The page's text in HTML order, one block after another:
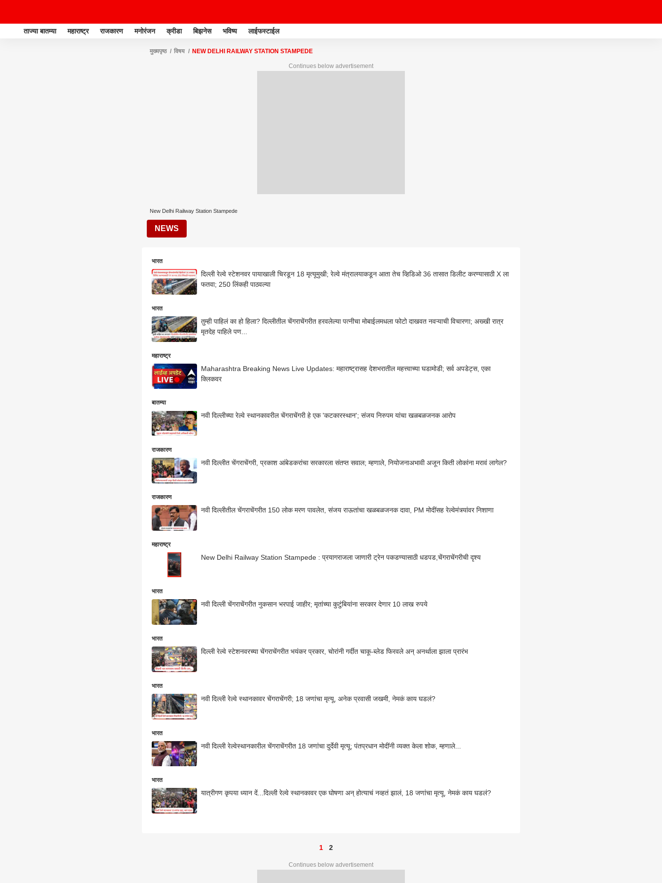
ताज्या बातम्या महाराष्ट्र राजकारण मनोरंजन क्रीडा बिझनेस भविष्य लाईफस्टाईल
मुख्यपृष्ठ विषय NEW DELHI RAILWAY STATION STAMPEDE
Continues below advertisement
New Delhi Railway Station Stampede
NEWS
भारत
दिल्ली रेल्वे स्टेशनवर पायाखाली चिरडून 18 मृत्यूमुखी; रेल्वे मंत्रालयाकडून आता तेच व्हिडिओ 36 तासात डिलीट करण्यासाठी X ला
फतवा; 250 लिंकही पाठवल्या
भारत
तुम्ही पाहिलं का हो हिला? दिल्लीतील चेंगराचेंगरीत हरवलेल्या पत्नीचा मोबाईलमधला फोटो दाखवत नवऱ्याची विचारणा; अख्खी रात्र
मृतदेह पाहिले पण...
महाराष्ट्र
Maharashtra Breaking News Live Updates: महाराष्ट्रासह देशभरातील महत्त्वाच्या घडामोडी; सर्व अपडेट्स, एका
क्लिकवर
बातम्या
नवी दिल्लीच्या रेल्वे स्थानकावरील चेंगराचेंगरी हे एक 'कटकारस्थान'; संजय निरुपम यांचा खळबळजनक आरोप
राजकारण
नवी दिल्लीत चेंगराचेंगरी, प्रकाश आंबेडकरांचा सरकारला संतप्त सवाल; म्हणाले, नियोजनाअभावी अजून किती लोकांना मरावं लागेल?
राजकारण
नवी दिल्लीतील चेंगराचेंगरीत 150 लोक मरण पावलेत, संजय राऊतांचा खळबळजनक दावा, PM मोदींसह रेल्वेमंत्र्यांवर निशाणा
महाराष्ट्र
New Delhi Railway Station Stampede : प्रयागराजला जाणारी ट्रेन पकडण्यासाठी धडपड,चेंगराचेंगरीची दृश्य
भारत
नवी दिल्ली चेंगराचेंगरीत नुकसान भरपाई जाहीर; मृतांच्या कुटुंबियांना सरकार देणार 10 लाख रुपये
भारत
दिल्ली रेल्वे स्टेशनवरच्या चेंगराचेंगरीत भयंकर प्रकार, चोरांनी गर्दीत चाकू-ब्लेड फिरवले अन् अनर्थाला झाला प्रारंभ
भारत
नवी दिल्ली रेल्वे स्थानकावर चेंगराचेंगरी; 18 जणांचा मृत्यू, अनेक प्रवासी जखमी, नेमकं काय घडलं?
भारत
नवी दिल्ली रेल्वेस्थानकारील चेंगराचेंगरीत 18 जणांचा दुर्देवी मृत्यू; पंतप्रधान मोदींनी व्यक्त केला शोक, म्हणाले...
भारत
यात्रीगण कृपया ध्यान दें...दिल्ली रेल्वे स्थानकावर एक घोषणा अन् होत्याचं नव्हतं झालं, 18 जणांचा मृत्यू, नेमकं काय घडलं?
1 2
Continues below advertisement